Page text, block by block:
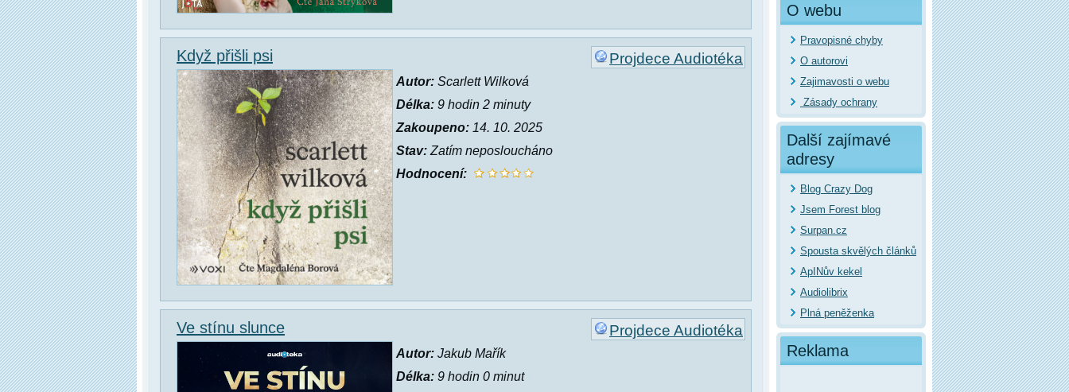
Projdece Audiotéka
Když přišli psi
Autor: Scarlett Wilková
Délka: 9 hodin 2 minuty
Zakoupeno: 14. 10. 2025
Stav: Zatím neposloucháno
Hodnocení:
Projdece Audiotéka
Ve stínu slunce
Autor: Jakub Mařík
Délka: 9 hodin 0 minut
O webu
Pravopisné chyby
O autorovi
Zajimavosti o webu
Zásady ochrany
Další zajímavé
adresy
Blog Crazy Dog
Jsem Forest blog
Surpan.cz
Spousta skvělých článků
ApINův kekel
Audiolibrix
Plná peněženka
Reklama